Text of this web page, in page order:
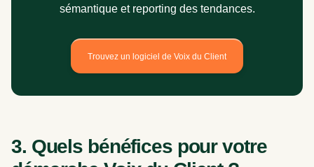
sémantique et reporting des tendances.
Trouvez un logiciel de Voix du Client
3. Quels bénéfices pour votre